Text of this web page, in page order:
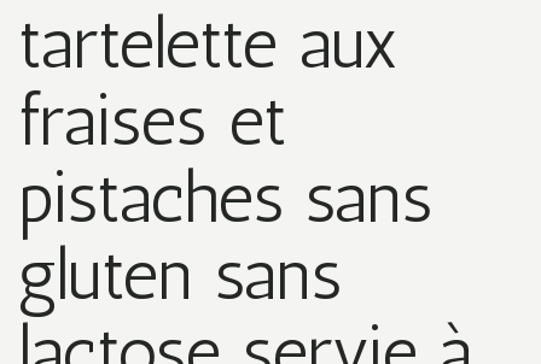
tartelette aux
fraises et
pistaches sans
gluten sans